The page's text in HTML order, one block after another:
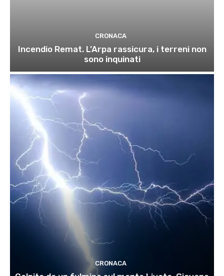
CRONACA
Incendio Remat. L’Arpa rassicura, i terreni non
sono inquinati
CRONACA